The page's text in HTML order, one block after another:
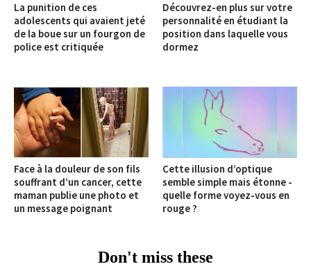
La punition de ces
adolescents qui avaient jeté
de la boue sur un fourgon de
police est critiquée
Découvrez-en plus sur votre
personnalité en étudiant la
position dans laquelle vous
dormez
Face à la douleur de son fils
souffrant d’un cancer, cette
maman publie une photo et
un message poignant
Cette illusion d’optique
semble simple mais étonne -
quelle forme voyez-vous en
rouge ?
Don't miss these